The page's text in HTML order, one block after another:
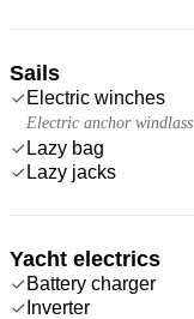
Sails
Electric winches
Electric anchor windlass
Lazy bag
Lazy jacks
Yacht electrics
Battery charger
Inverter